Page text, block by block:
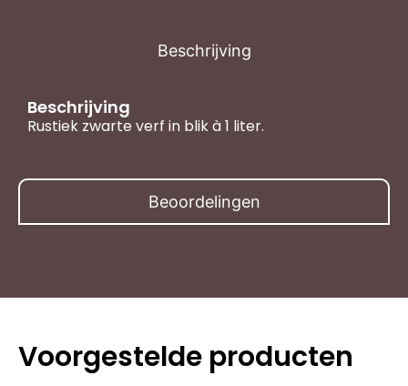
Beschrijving
Beoordelingen
Beschrijving
Rustiek zwarte verf in blik à 1 liter.
Voorgestelde producten